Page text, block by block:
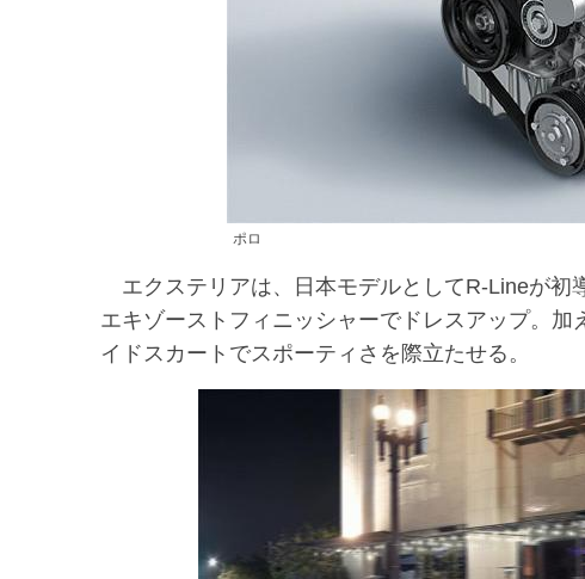
ポロ
エクステリアは、日本モデルとしてR-Lineが初
エキゾーストフィニッシャーでドレスアップ。
イドスカートでスポーティさを際立たせる。